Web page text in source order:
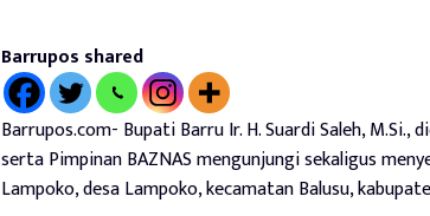
Barrupos shared
Barrupos.com- Bupati Barru Ir. H. Suardi Saleh, M.Si.,
serta Pimpinan BAZNAS mengunjungi sekaligus
Lampoko, desa Lampoko, kecamatan Balusu,